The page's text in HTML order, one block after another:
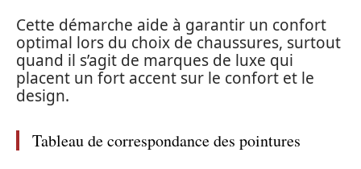
Cette démarche aide à garantir un confort
optimal lors du choix de chaussures, surtout
quand il s’agit de marques de luxe qui
placent un fort accent sur le confort et le
design.
Tableau de correspondance des pointures